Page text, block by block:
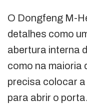
O Dongfeng M-
detalhes como
abertura interna
como na maioria
precisa colocar
para abrir o